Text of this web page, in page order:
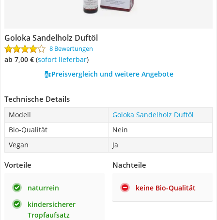
Goloka Sandelholz Duftöl
8 Bewertungen
ab 7,00 € ( Sofort lieferbar)
Preisvergleich und weitere Angebote
Technische Details
Modell
Goloka Sandelholz Duftöl
Bio-Qualität
Nein
Vegan
Ja
Vorteile
naturrein
kindersicherer
Tropfaufsatz
Nachteile
keine Bio-Qualität